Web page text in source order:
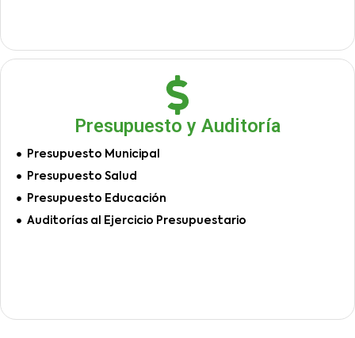
Presupuesto y Auditoría
Presupuesto Municipal
Presupuesto Salud
Presupuesto Educación
Auditorías al Ejercicio Presupuestario